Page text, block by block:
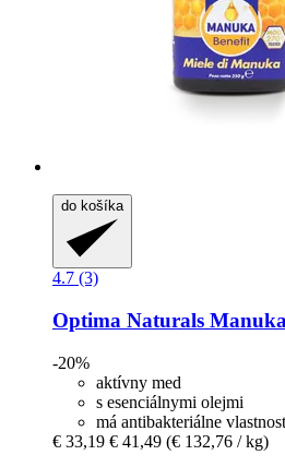
do košíka
4.7 (3)
Optima Naturals
-20%
aktívny med
s esenciálnymi olejmi
má antibakteriálne
€ 33,19 € 41,49 (€ 132,76 / kg)